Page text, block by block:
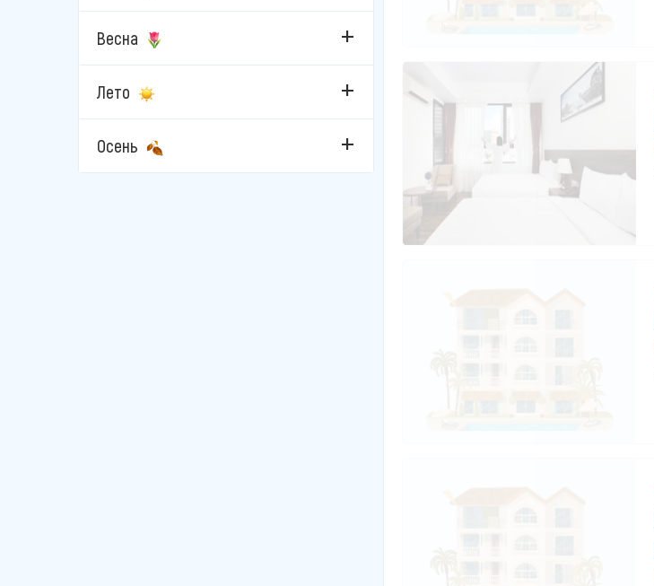
Весна
Лето
Осень